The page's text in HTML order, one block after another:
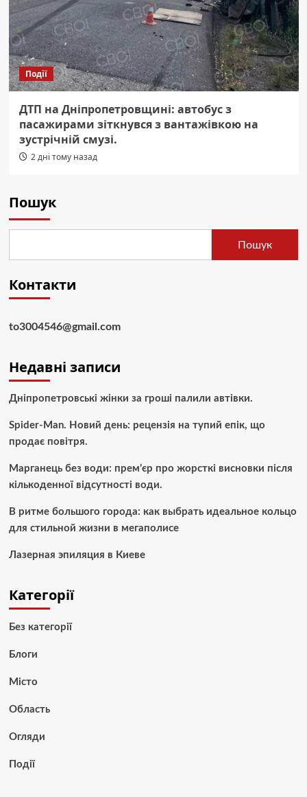
Події
ДТП на Дніпропетровщині: автобус з
пасажирами зіткнувся з вантажівкою на
зустрічній смузі.
2 дні тому назад
Пошук
Пошук
Контакти
to3004546@gmail.com
Недавні записи
Дніпропетровські жінки за гроші палили автівки.
Spider-Man. Новий день: рецензія на тупий епік, що
продає повітря.
Марганець без води: прем’єр про жорсткі висновки після
кількоденної відсутності води.
В ритме большого города: как выбрать идеальное кольцо
для стильной жизни в мегаполисе
Лазерная эпиляция в Киеве
Категорії
Без категорії
Блоги
Місто
Область
Огляди
Події